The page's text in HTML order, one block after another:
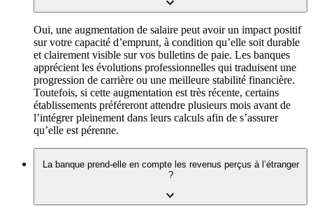
Oui, une augmentation de salaire peut avoir un impact positif
sur votre capacité d’emprunt, à condition qu’elle soit durable
et clairement visible sur vos bulletins de paie. Les banques
apprécient les évolutions professionnelles qui traduisent une
progression de carrière ou une meilleure stabilité financière.
Toutefois, si cette augmentation est très récente, certains
établissements préféreront attendre plusieurs mois avant de
l’intégrer pleinement dans leurs calculs afin de s’assurer
qu’elle est pérenne.
La banque prend-elle en compte les revenus perçus à l’étranger
?